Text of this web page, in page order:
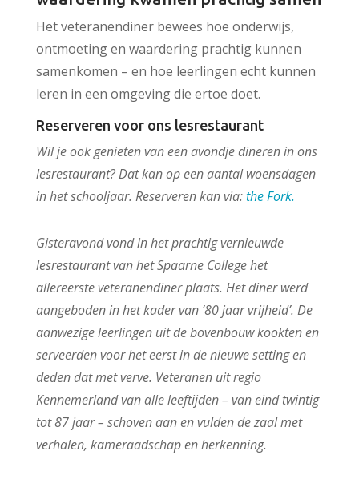
Het veteranendiner bewees hoe onderwijs,
ontmoeting en waardering prachtig kunnen
samenkomen – en hoe leerlingen echt kunnen
leren in een omgeving die ertoe doet.
Reserveren voor ons lesrestaurant
Wil je ook genieten van een avondje dineren in ons
lesrestaurant? Dat kan op een aantal woensdagen
in het schooljaar. Reserveren kan via:the Fork.
Gisteravond vond in het prachtig vernieuwde
lesrestaurant van het Spaarne College het
allereerste veteranendiner plaats. Het diner werd
aangeboden in het kader van ‘80 jaar vrijheid’. De
aanwezige leerlingen uit de bovenbouw kookten en
serveerden voor het eerst in de nieuwe setting en
deden dat met verve. Veteranen uit regio
Kennemerland van alle leeftijden – van eind twintig
tot 87 jaar – schoven aan en vulden de zaal met
verhalen, kameraadschap en herkenning.